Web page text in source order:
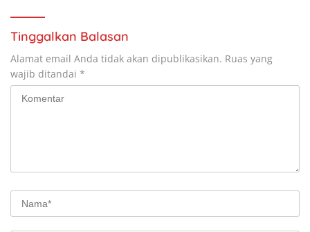
Tinggalkan Balasan
Alamat email Anda tidak akan dipublikasikan. Ruas yang
wajib ditandai *